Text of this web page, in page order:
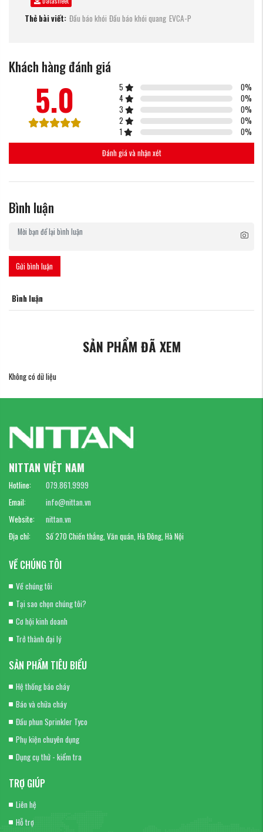
Thẻ bài viết: Đầu báo khói Đầu báo khói quang EVCA-P
Khách hàng đánh giá
5.0 5 0%
4
0%
3
0%
2
0%
1
0%
Đánh giá và nhận xét
Bình luận
Gửi bình luận
Bình luận
SẢN PHẨM ĐÃ XEM
Không có dữ liệu
NITTAN VIỆT NAM
Hotline:
079.861.9999
Email:
info@nittan.vn
Website:
nittan.vn
Địa chỉ:
Số 270 Chiến thắng, Văn quán, Hà Đông, Hà Nội
VỀ CHÚNG TÔI
Về chúng tôi
Tại sao chọn chúng tôi?
Cơ hội kinh doanh
Trở thành đại lý
SẢN PHẨM TIÊU BIỂU
Hệ thống báo cháy
Báo và chữa cháy
Đầu phun Sprinkler Tyco
Phụ kiện chuyên dụng
Dụng cụ thử - kiểm tra
TRỢ GIÚP
Liên hệ
Hỗ trợ